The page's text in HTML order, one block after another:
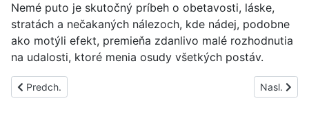
Nemé puto je skutočný príbeh o obetavosti, láske,
stratách a nečakaných nálezoch, kde nádej, podobne
ako motýli efekt, premieňa zdanlivo malé rozhodnutia
na udalosti, ktoré menia osudy všetkých postáv.
Predchádzajúci článok: PS1740B
Predch. Nasl.